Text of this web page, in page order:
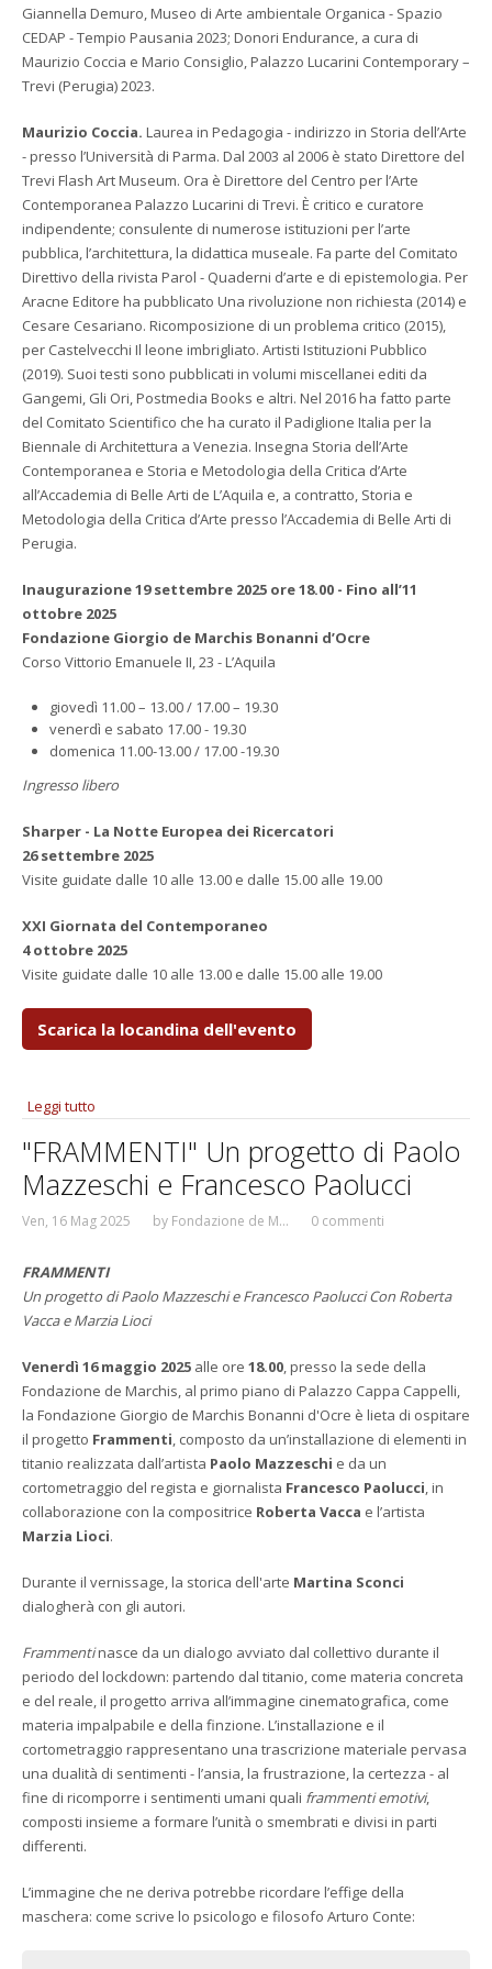
Giannella Demuro, Museo di Arte ambientale Organica - Spazio
CEDAP - Tempio Pausania 2023; Donori Endurance, a cura di
Maurizio Coccia e Mario Consiglio, Palazzo Lucarini Contemporary –
Trevi (Perugia) 2023.
Maurizio Coccia. Laurea in Pedagogia - indirizzo in Storia dell’Arte
- presso l’Università di Parma. Dal 2003 al 2006 è stato Direttore del
Trevi Flash Art Museum. Ora è Direttore del Centro per l’Arte
Contemporanea Palazzo Lucarini di Trevi. È critico e curatore
indipendente; consulente di numerose istituzioni per l’arte
pubblica, l’architettura, la didattica museale. Fa parte del Comitato
Direttivo della rivista Parol - Quaderni d’arte e di epistemologia. Per
Aracne Editore ha pubblicato Una rivoluzione non richiesta (2014) e
Cesare Cesariano. Ricomposizione di un problema critico (2015),
per Castelvecchi Il leone imbrigliato. Artisti Istituzioni Pubblico
(2019). Suoi testi sono pubblicati in volumi miscellanei editi da
Gangemi, Gli Ori, Postmedia Books e altri. Nel 2016 ha fatto parte
del Comitato Scientifico che ha curato il Padiglione Italia per la
Biennale di Architettura a Venezia. Insegna Storia dell’Arte
Contemporanea e Storia e Metodologia della Critica d’Arte
all’Accademia di Belle Arti de L’Aquila e, a contratto, Storia e
Metodologia della Critica d’Arte presso l’Accademia di Belle Arti di
Perugia.
Inaugurazione 19 settembre 2025 ore 18.00 - Fino all’11
ottobre 2025
Fondazione Giorgio de Marchis Bonanni d’Ocre
Corso Vittorio Emanuele II, 23 - L’Aquila
giovedì 11.00 – 13.00 / 17.00 – 19.30
venerdì e sabato 17.00 - 19.30
domenica 11.00-13.00 / 17.00 -19.30
Ingresso libero
Sharper - La Notte Europea dei Ricercatori
26 settembre 2025
Visite guidate dalle 10 alle 13.00 e dalle 15.00 alle 19.00
XXI Giornata del Contemporaneo
4 ottobre 2025
Visite guidate dalle 10 alle 13.00 e dalle 15.00 alle 19.00
Scarica la locandina dell'evento
Leggi tutto
"FRAMMENTI" Un progetto di Paolo
Mazzeschi e Francesco Paolucci
Ven, 16 Mag 2025 by Fondazione de M... 0 commenti
FRAMMENTI
Un progetto di Paolo Mazzeschi e Francesco Paolucci Con Roberta
Vacca e Marzia Lioci
Venerdì 16 maggio 2025 alle ore 18.00, presso la sede della
Fondazione de Marchis, al primo piano di Palazzo Cappa Cappelli,
la Fondazione Giorgio de Marchis Bonanni d'Ocre è lieta di ospitare
il progetto Frammenti, composto da un’installazione di elementi in
titanio realizzata dall’artista Paolo Mazzeschi e da un
cortometraggio del regista e giornalista Francesco Paolucci, in
collaborazione con la compositrice Roberta Vacca e l’artista
Marzia Lioci.
Durante il vernissage, la storica dell'arte Martina Sconci
dialogherà con gli autori.
Frammentinasce da un dialogo avviato dal collettivo durante il
periodo del lockdown: partendo dal titanio, come materia concreta
e del reale, il progetto arriva all’immagine cinematografica, come
materia impalpabile e della finzione. L’installazione e il
cortometraggio rappresentano una trascrizione materiale pervasa
una dualità di sentimenti - l’ansia, la frustrazione, la certezza - al
fine di ricomporre i sentimenti umani quali frammenti emotivi,
composti insieme a formare l’unità o smembrati e divisi in parti
differenti.
L’immagine che ne deriva potrebbe ricordare l’effige della
maschera: come scrive lo psicologo e filosofo Arturo Conte: